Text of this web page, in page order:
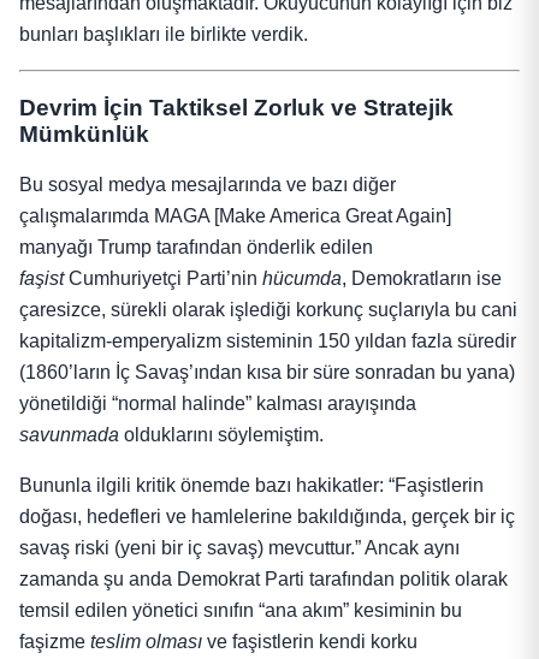
bunları başlıkları ile birlikte verdik.
Devrim İçin Taktiksel Zorluk ve Stratejik
Mümkünlük
Bu sosyal medya mesajlarında ve bazı diğer
çalışmalarımda MAGA [Make America Great Again]
manyağı Trump tarafından önderlik edilen
faşistCumhuriyetçi Parti’nin hücumda, Demokratların ise
çaresizce, sürekli olarak işlediği korkunç suçlarıyla bu cani
kapitalizm-emperyalizm sisteminin 150 yıldan fazla süredir
(1860’ların İç Savaş’ından kısa bir süre sonradan bu yana)
yönetildiği “normal halinde” kalması arayışında
savunmada olduklarını söylemiştim.
Bununla ilgili kritik önemde bazı hakikatler: “Faşistlerin
doğası, hedefleri ve hamlelerine bakıldığında, gerçek bir iç
savaş riski (yeni bir iç savaş) mevcuttur.” Ancak aynı
zamanda şu anda Demokrat Parti tarafından politik olarak
temsil edilen yönetici sınıfın “ana akım” kesiminin bu
faşizme teslim olması ve faşistlerin kendi korku